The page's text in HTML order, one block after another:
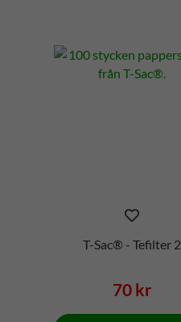
T-Sac® - Tefilter 2
70 kr